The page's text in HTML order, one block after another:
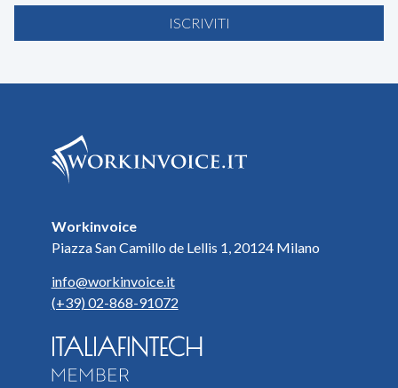
ISCRIVITI
Workinvoice
Piazza San Camillo de Lellis 1, 20124 Milano
info@workinvoice.it
(+39) 02-868-91072